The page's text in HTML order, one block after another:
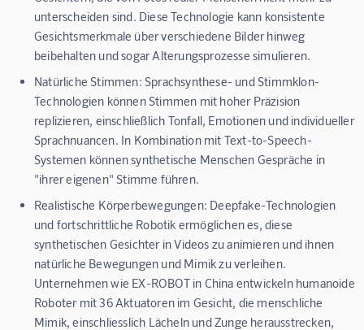
unterscheiden sind. Diese Technologie kann konsistente
Gesichtsmerkmale über verschiedene Bilder hinweg
beibehalten und sogar Alterungsprozesse simulieren.
Natürliche Stimmen: Sprachsynthese- und Stimmklon-
Technologien können Stimmen mit hoher Präzision
replizieren, einschließlich Tonfall, Emotionen und individueller
Sprachnuancen. In Kombination mit Text-to-Speech-
Systemen können synthetische Menschen Gespräche in
"ihrer eigenen" Stimme führen.
Realistische Körperbewegungen: Deepfake-Technologien
und fortschrittliche Robotik ermöglichen es, diese
synthetischen Gesichter in Videos zu animieren und ihnen
natürliche Bewegungen und Mimik zu verleihen.
Unternehmen wie EX-ROBOT in China entwickeln humanoide
Roboter mit 36 Aktuatoren im Gesicht, die menschliche
Mimik, einschliesslich Lächeln und Zunge herausstrecken,